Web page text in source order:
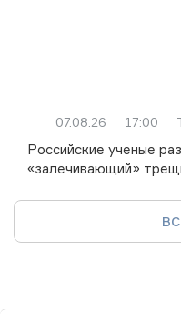
07.08.26 17:00
Российские ученые
«залечивающий»